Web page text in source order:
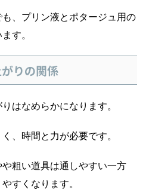
、プリン液とポタージュ用の
す。
りの関係
はなめらかになります。
、時間と力が必要です。
粗い道具は通しやすい一方
すくなります。